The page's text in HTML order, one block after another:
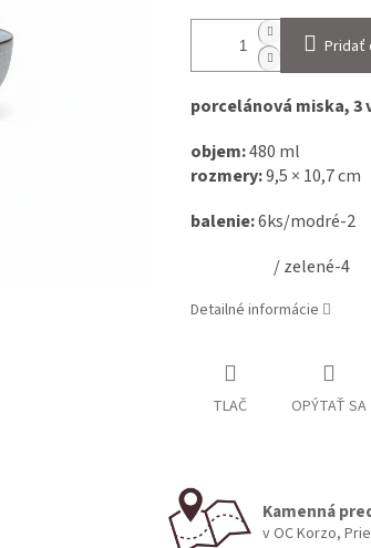
Pridať
porcelánová miska, 3
objem:480 ml
rozmery:9,5 × 10,7 cm
balenie:6ks/modré-2
/ zelené-4
Detailné informácie
TLAČ OPÝTAŤ SA
Kamenná
v OC Korzo,